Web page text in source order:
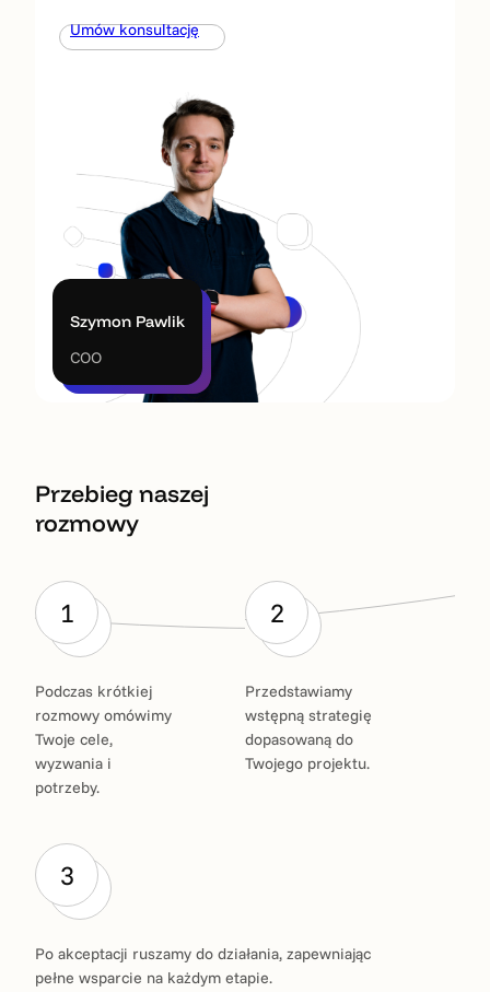
Szymon Pawlik
COO
Umów konsultację
Przebieg naszej
rozmowy
1
Podczas krótkiej
rozmowy omówimy
Twoje cele,
wyzwania i
potrzeby.
2
Przedstawiamy
wstępną strategię
dopasowaną do
Twojego projektu.
3
Po akceptacji ruszamy do działania, zapewniając
pełne wsparcie na każdym etapie.